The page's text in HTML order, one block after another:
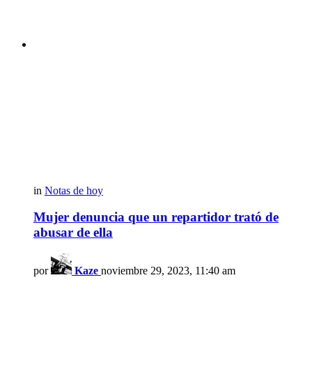
in Notas de hoy
Mujer denuncia que un repartidor trató de
abusar de ella
por Kaze noviembre 29, 2023, 11:40 am